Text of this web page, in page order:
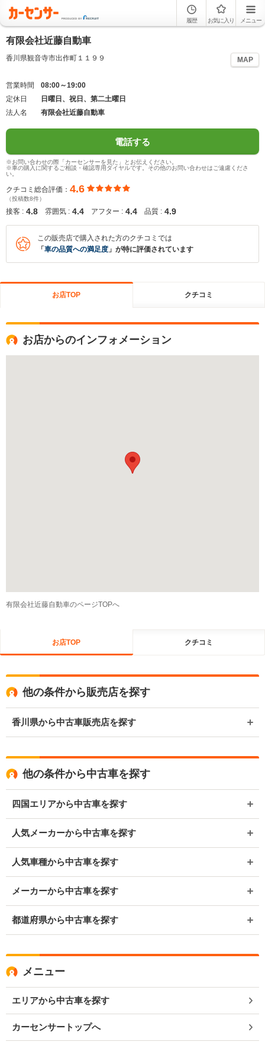
履歴 お気に入り メニュー
有限会社近藤自動車
香川県観音寺市出作町１１９９ MAP
営業時間
08:00～19:00
定休日
日曜日、祝日、第二土曜日
法人名
有限会社近藤自動車
電話する
※お問い合わせの際「カーセンサーを見た」とお伝えください。
※車の購入に関するご相談・確認専用ダイヤルです。その他のお問い合わせはご遠慮くださ
い。
クチコミ総合評価： 4.6
（投稿数8件）
接客 : 4.8 雰囲気 : 4.4 アフター : 4.4 品質 : 4.9
この販売店で購入された方のクチコミでは
「 車の品質への満足度 」が特に評価されています
お店TOP クチコミ
お店からのインフォメーション
有限会社近藤自動車のページTOPへ
お店TOP クチコミ
他の条件から販売店を探す
香川県から中古車販売店を探す
他の条件から中古車を探す
四国エリアから中古車を探す
人気メーカーから中古車を探す
人気車種から中古車を探す
メーカーから中古車を探す
都道府県から中古車を探す
メニュー
エリアから中古車を探す
カーセンサートップへ